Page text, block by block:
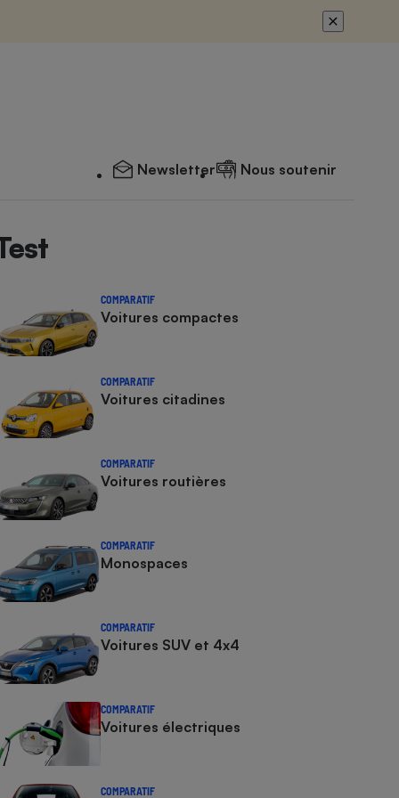
Newsletter Nous soutenir
COMPARATIF
Voitures compactes
COMPARATIF
Voitures citadines
COMPARATIF
Voitures routières
COMPARATIF
Monospaces
COMPARATIF
Voitures SUV et 4x4
COMPARATIF
Voitures électriques
COMPARATIF